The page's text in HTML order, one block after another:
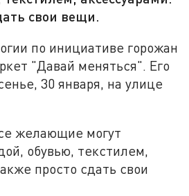
свои вещи.
по инициативе горожан
"Давай меняться". Его
30 января, на улице
желающие могут
обувью, текстилем,
просто сдать свои